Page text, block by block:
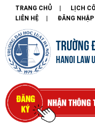
TRANG CHỦ LỊCH
LIÊN HỆ
ĐĂNG NHẬP
TRƯỜNG
HANOI LAW